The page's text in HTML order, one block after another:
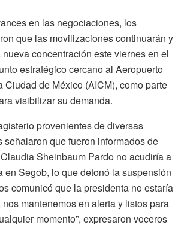
en las negociaciones, los
que las movilizaciones continuarán y
concentración este viernes en el
estratégico cercano al Aeropuerto
Ciudad de México (AICM), como parte
visibilizar su demanda.
provenientes de diversas
señalaron que fueron informados de
Sheinbaum Pardo no acudiría a
en Segob, lo que detonó la suspensión
comunicó que la presidenta no estaría
mantenemos en alerta y listos para
momento”, expresaron voceros